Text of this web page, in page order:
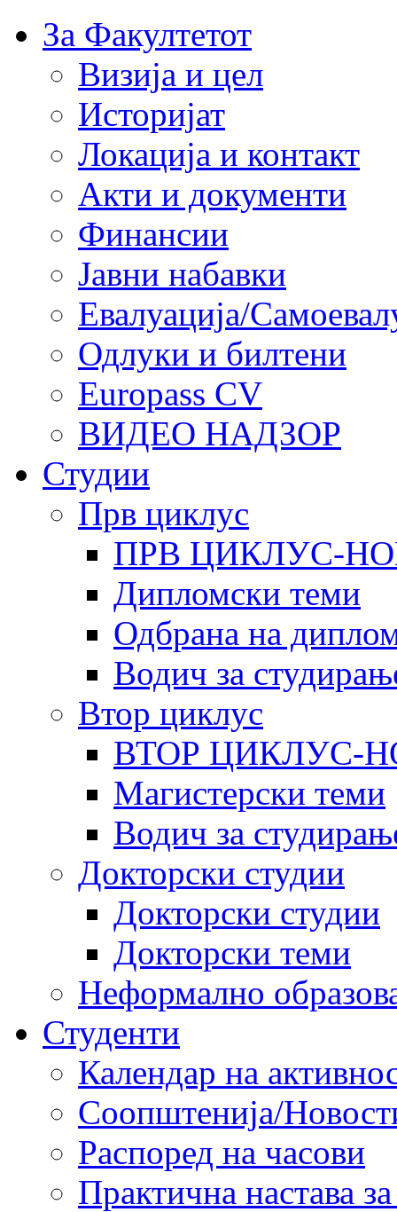
За Факултетот
Визија и цел
Историјат
Локација и контакт
Акти и документи
Финансии
Јавни набавки
Евалуација/
Одлуки и билтени
Europass CV
ВИДЕО НАДЗОР
Студии
Прв циклус
ПРВ ЦИКЛУС-
Дипломски теми
Одбрана на
Водич за
Втор циклус
ВТОР ЦИКЛУС-
Магистерски теми
Водич за
Докторски студии
Докторски студии
Докторски теми
Неформално
Студенти
Календар на
Соопштенија/
Распоред на часови
Практична настава